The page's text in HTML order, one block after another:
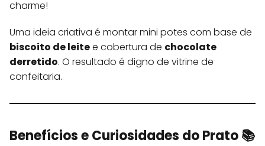
charme!
Uma ideia criativa é montar mini potes com base de
biscoito de leitee cobertura de chocolate
derretido. O resultado é digno de vitrine de
confeitaria.
Benefícios e Curiosidades do Prato 📚